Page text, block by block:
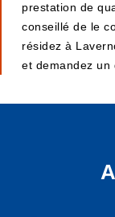
prestation de
conseillé de le
résidez à
et demandez un